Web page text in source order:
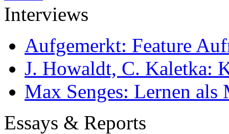
Interviews
Aufgemerkt: Feature
J. Howaldt, C. Kaletka:
Max Senges: Lernen als
Essays & Reports